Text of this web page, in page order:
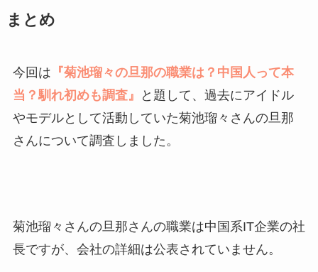
まとめ
今回は 『菊池瑠々の旦那の職業は？中国人って本
当？馴れ初めも調査』
と題して、過去にアイドル
やモデルとして活動していた菊池瑠々さんの旦那
さんについて調査しました。
菊池瑠々さんの旦那さんの職業は中国系IT企業の社
長ですが、会社の詳細は公表されていません。